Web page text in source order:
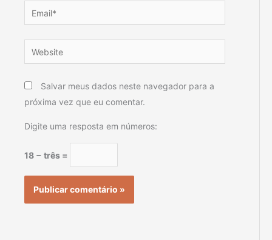
Email*
Website
Salvar meus dados neste navegador para a
próxima vez que eu comentar.
Digite uma resposta em números:
18 − três =